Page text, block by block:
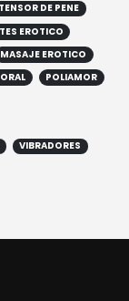
DE PENE
EROTICO
MASAJE EROTICO
POLIAMOR
VIBRADORES